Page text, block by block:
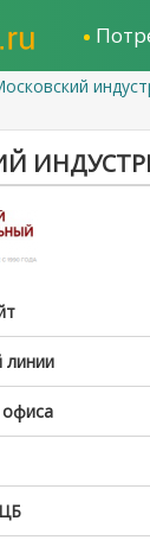
линии
офиса